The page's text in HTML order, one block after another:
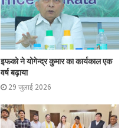
इफको ने योगेन्द्र कुमार का कार्यकाल एक
वर्ष बढ़ाया
29 जुलाई 2026